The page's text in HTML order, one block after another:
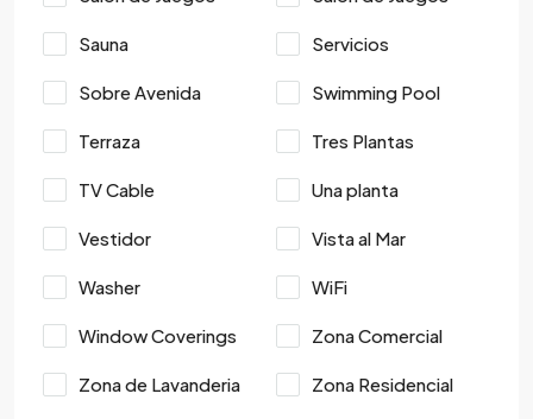
Sauna Servicios
Sobre Avenida Swimming Pool
Terraza Tres Plantas
TV Cable Una planta
Vestidor Vista al Mar
Washer WiFi
Window Coverings Zona Comercial
Zona de Lavanderia Zona Residencial